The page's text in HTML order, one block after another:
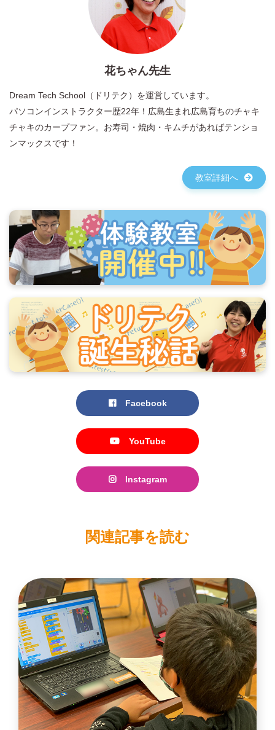
花ちゃん先生
Dream Tech School（ドリテク）を運営しています。
パソコンインストラクター歴22年！広島生まれ広島育ちのチャキ
チャキのカープファン。お寿司・焼肉・キムチがあればテンショ
ンマックスです！
教室詳細へ
Facebook
YouTube
Instagram
関連記事を読む